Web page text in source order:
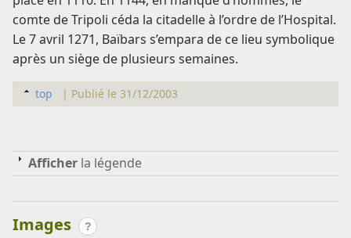
comte de Tripoli céda la citadelle à l’ordre de l’Hospital.
Le 7 avril 1271, Baïbars s’empara de ce lieu symbolique
après un siège de plusieurs semaines.
top | Publié le 31/12/2003
Afficher la légende
Images ?